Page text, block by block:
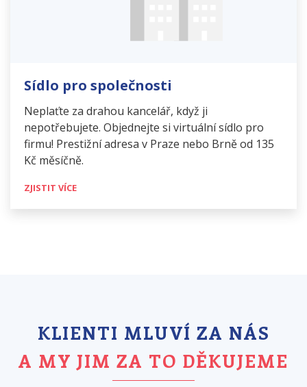
Sídlo pro společnosti
Neplaťte za drahou kancelář, když ji
nepotřebujete. Objednejte si virtuální sídlo pro
firmu! Prestižní adresa v Praze nebo Brně od 135
Kč měsíčně.
ZJISTIT VÍCE
KLIENTI MLUVÍ ZA NÁS
A MY JIM ZA TO DĚKUJEME